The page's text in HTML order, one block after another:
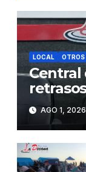
LOCAL OTROS
Central
de
Juliaca
AGO 1,